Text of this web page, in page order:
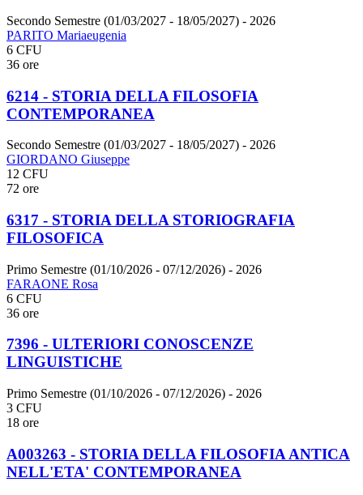
Secondo Semestre (01/03/2027 - 18/05/2027) - 2026
PARITO Mariaeugenia
6 CFU
36 ore
6214 - STORIA DELLA FILOSOFIA
CONTEMPORANEA
Secondo Semestre (01/03/2027 - 18/05/2027) - 2026
GIORDANO Giuseppe
12 CFU
72 ore
6317 - STORIA DELLA STORIOGRAFIA
FILOSOFICA
Primo Semestre (01/10/2026 - 07/12/2026) - 2026
FARAONE Rosa
6 CFU
36 ore
7396 - ULTERIORI CONOSCENZE
LINGUISTICHE
Primo Semestre (01/10/2026 - 07/12/2026) - 2026
3 CFU
18 ore
A003263 - STORIA DELLA FILOSOFIA ANTICA
NELL'ETA' CONTEMPORANEA